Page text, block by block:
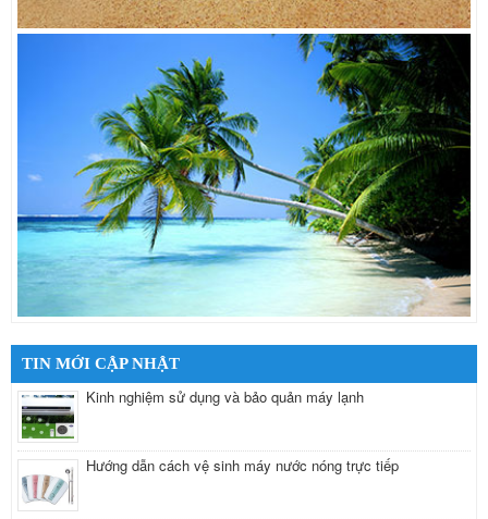
TIN MỚI CẬP NHẬT
Kinh nghiệm sử dụng và bảo quản máy lạnh
Hướng dẫn cách vệ sinh máy nước nóng trực tiếp